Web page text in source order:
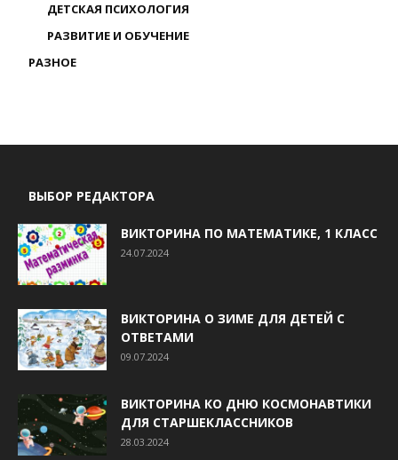
ДЕТСКАЯ ПСИХОЛОГИЯ
РАЗВИТИЕ И ОБУЧЕНИЕ
РАЗНОЕ
ВЫБОР РЕДАКТОРА
ВИКТОРИНА ПО МАТЕМАТИКЕ, 1 КЛАСС
24.07.2024
ВИКТОРИНА О ЗИМЕ ДЛЯ ДЕТЕЙ С
ОТВЕТАМИ
09.07.2024
ВИКТОРИНА КО ДНЮ КОСМОНАВТИКИ
ДЛЯ СТАРШЕКЛАССНИКОВ
28.03.2024